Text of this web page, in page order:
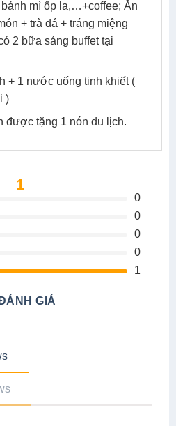
mì ốp la,…+coffee; Ăn
+ trà đá + tráng miệng
2 bữa sáng buffet tại
+ 1 nước uống tinh khiết (
)
được tặng 1 nón du lịch.
1
0
0
0
0
1
GIÁ